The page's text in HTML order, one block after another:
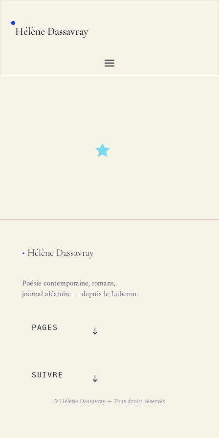
Hélène Dassavray
• Hélène Dassavray
Poésie contemporaine, romans,
journal aléatoire — depuis le Luberon.
PAGES
SUIVRE
© Hélène Dassavray — Tous droits réservés